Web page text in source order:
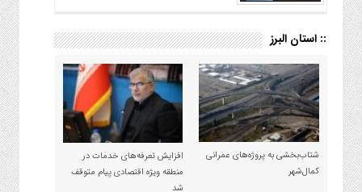
:: استان البرز
شتاب‌بخشی به پروژه‌های عمرانی
کمال‌شهر
افزایش تعرفه‌های خدمات در
منطقه ویژه اقتصادی پیام متوقف
شد